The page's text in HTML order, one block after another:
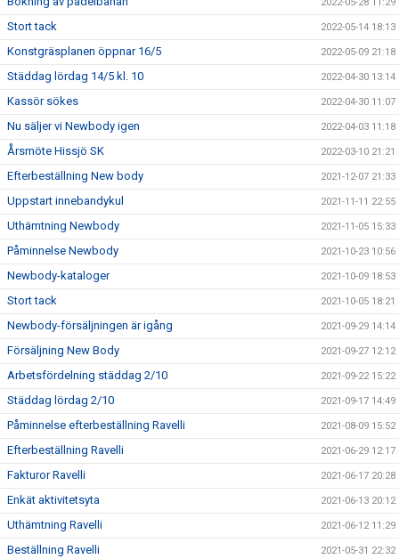
Stort tack 2022-05-14 18:13
Konstgräsplanen öppnar 16/5 2022-05-09 21:18
Städdag lördag 14/5 kl. 10 2022-04-30 13:14
Kassör sökes 2022-04-30 11:07
Nu säljer vi Newbody igen 2022-04-03 11:18
Årsmöte Hissjö SK 2022-03-10 21:21
Efterbeställning New body 2021-12-07 21:33
Uppstart innebandykul 2021-11-11 22:55
Uthämtning Newbody 2021-11-05 15:33
Påminnelse Newbody 2021-10-23 10:56
Newbody-kataloger 2021-10-09 18:53
Stort tack 2021-10-05 18:21
Newbody-försäljningen är igång 2021-09-29 14:14
Försäljning New Body 2021-09-27 12:12
Arbetsfördelning städdag 2/10 2021-09-22 15:22
Städdag lördag 2/10 2021-09-17 14:49
Påminnelse efterbeställning Ravelli 2021-08-09 15:52
Efterbeställning Ravelli 2021-06-29 12:17
Fakturor Ravelli 2021-06-17 20:28
Enkät aktivitetsyta 2021-06-13 20:12
Uthämtning Ravelli 2021-06-12 11:29
Beställning Ravelli 2021-05-31 22:32